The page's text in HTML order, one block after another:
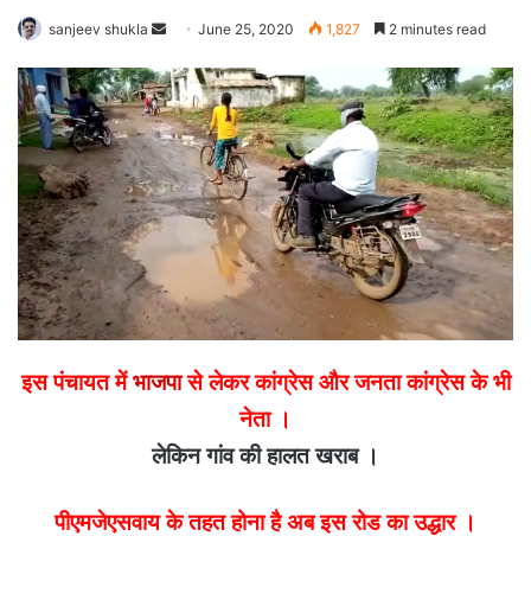
sanjeev shukla
Send
email
June 25, 2020 1,827 2 minutes read
इस पंचायत मेंभाजपासे लेकर कांग्रेस और जनता कांग्रेस के भी
नेता ।
लेकिन गांव की हालत खराब ।
पीएमजेएसवाय के तहत होना है अब इस रोड का उद्धार ।